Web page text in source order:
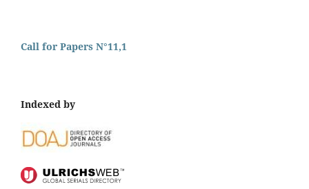
Call for Papers N°11,1
Indexed by